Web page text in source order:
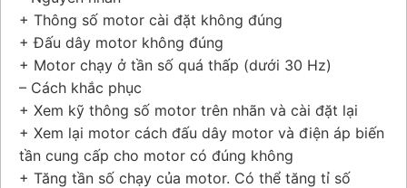
+ Thông số motor cài đặt không đúng
+ Đấu dây motor không đúng
+ Motor chạy ở tần số quá thấp (dưới 30 Hz)
– Cách khắc phục
+ Xem kỹ thông số motor trên nhãn và cài đặt lại
+ Xem lại motor cách đấu dây motor và điện áp biến
tần cung cấp cho motor có đúng không
+ Tăng tần số chạy của motor. Có thể tăng tỉ số